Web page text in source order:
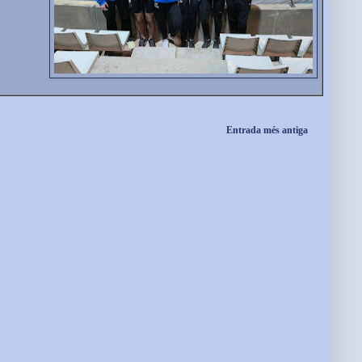
Entrada més antiga